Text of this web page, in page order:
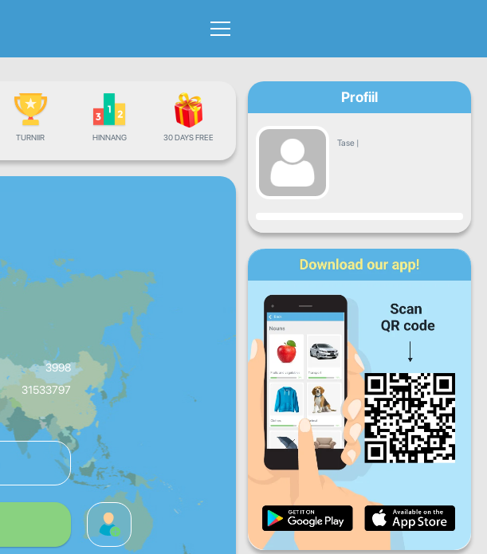
TURNIIR HINNANG 30 DAYS FREE
3998
31533797
Profiil
Tase |
Progress
K
L P
Igapäevane areng
Igakuised edusammud
Üldine areng